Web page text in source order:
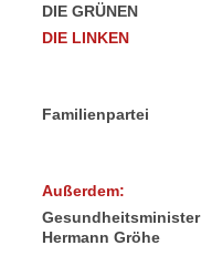
DIE GRÜNEN
DIE LINKEN
Familienpartei
Außerdem:
Gesundheitsminister
Hermann Gröhe